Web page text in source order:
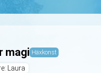
magi Häxkonst
Laura